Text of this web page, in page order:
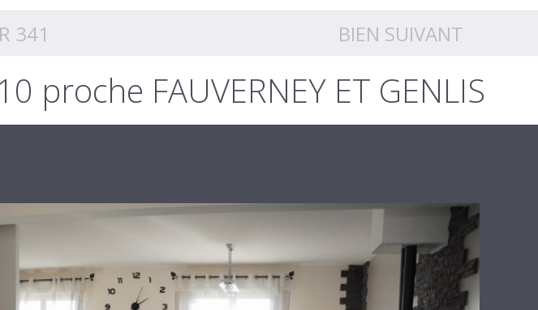
341 BIEN SUIVANT
proche FAUVERNEY ET GENLIS